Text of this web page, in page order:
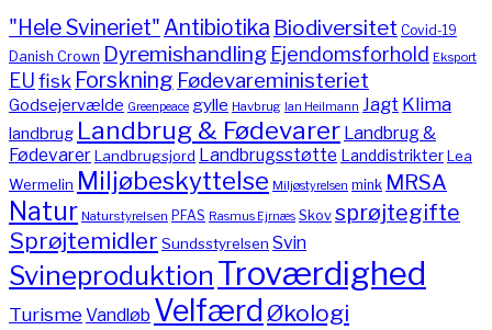
"Hele Svineriet" Antibiotika Biodiversitet Covid-19
Danish Crown Dyremishandling Ejendomsforhold Eksport
EUfisk Forskning Fødevareministeriet
Godsejervælde Greenpeace gylle Havbrug Ian Heilmann Jagt Klima
landbrug Landbrug & Fødevarer Landbrug &
FødevarerLandbrugsjord Landbrugsstøtte LanddistrikterLea
Wermelin Miljøbeskyttelse Miljøstyrelsen mink MRSA
Natur Naturstyrelsen PFAS Rasmus Ejrnæs Skov sprøjtegifte
Sprøjtemidler Sundsstyrelsen Svin
Svineproduktion Troværdighed
TurismeVandløb Velfærd Økologi